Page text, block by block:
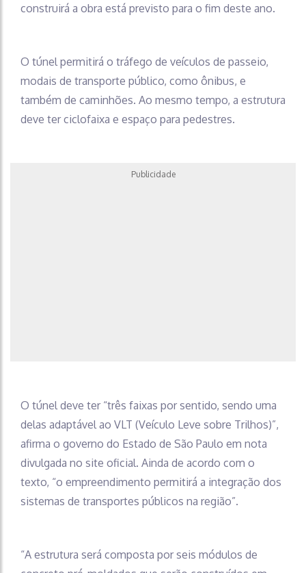
construirá a obra está previsto para o fim deste ano.
O túnel permitirá o tráfego de veículos de passeio,
modais de transporte público, como ônibus, e
também de caminhões. Ao mesmo tempo, a estrutura
deve ter ciclofaixa e espaço para pedestres.
Publicidade
O túnel deve ter “três faixas por sentido, sendo uma
delas adaptável ao VLT (Veículo Leve sobre Trilhos)”,
afirma o governo do Estado de São Paulo em nota
divulgada no site oficial. Ainda de acordo com o
texto, “o empreendimento permitirá a integração dos
sistemas de transportes públicos na região”.
“A estrutura será composta por seis módulos de